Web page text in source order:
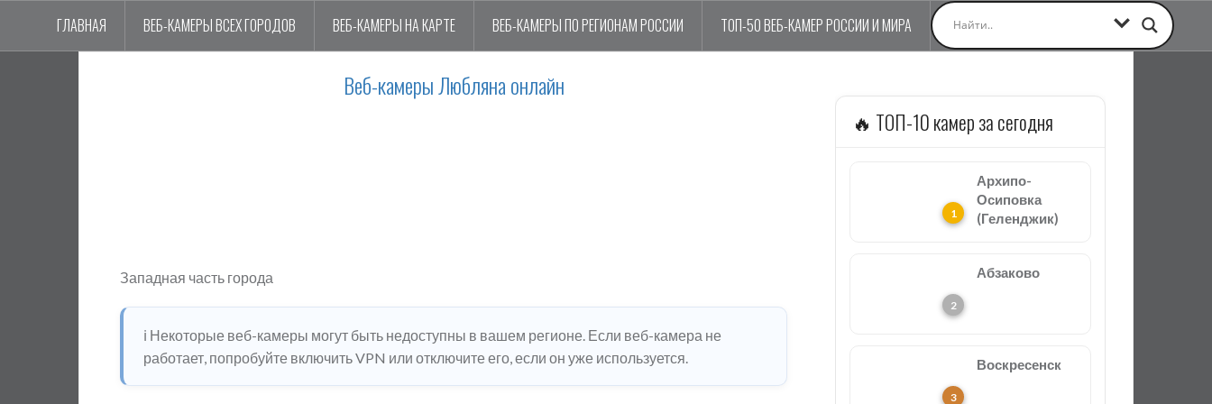
ГЛАВНАЯ ВЕБ-КАМЕРЫ ВСЕХ ГОРОДОВ ВЕБ-КАМЕРЫ НА КАРТЕ ВЕБ-КАМЕРЫ ПО РЕГИОНАМ РОССИИ ТОП-50 ВЕБ-КАМЕР РОССИИ И МИРА
Веб-камеры Любляна онлайн
Западная часть города
ℹ️ Некоторые веб-камеры могут быть недоступны в вашем регионе. Если веб-камера не
работает, попробуйте включить VPN или отключите его, если он уже используется.
🔥 ТОП-10 камер за сегодня
Архипо-
Осиповка
(Геленджик)
Абзаково
Воскресенск